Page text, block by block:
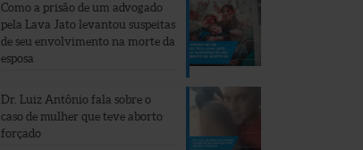
Como a prisão de um advogado
pela Lava Jato levantou suspeitas
de seu envolvimento na morte da
esposa
Dr. Luiz Antônio fala sobre o
caso de mulher que teve aborto
forçado